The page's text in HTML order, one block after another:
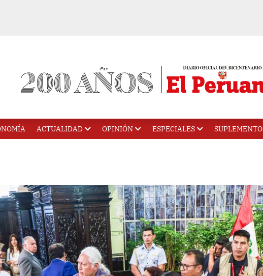
ACTUALIDAD OPINIÓN ESPECIALES